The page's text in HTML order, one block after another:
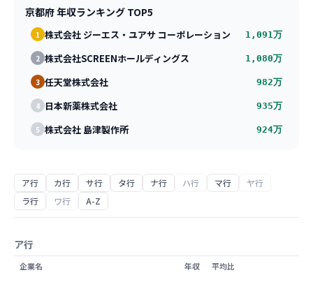
京都府年収ランキング TOP5
1 株式会社 ジーエス・ユアサ コーポレーション 1,091万
2 株式会社SCREENホールディングス 1,080万
3 任天堂株式会社 982万
4 日本新薬株式会社 935万
5 株式会社 島津製作所 924万
ア行 カ行 サ行 タ行 ナ行 ハ行 マ行
ヤ行
ラ行
ワ行 A-Z
ア行
企業名 年収 平均比